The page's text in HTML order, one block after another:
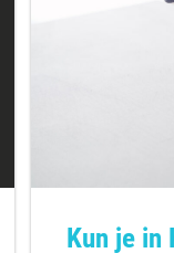
Kun je in